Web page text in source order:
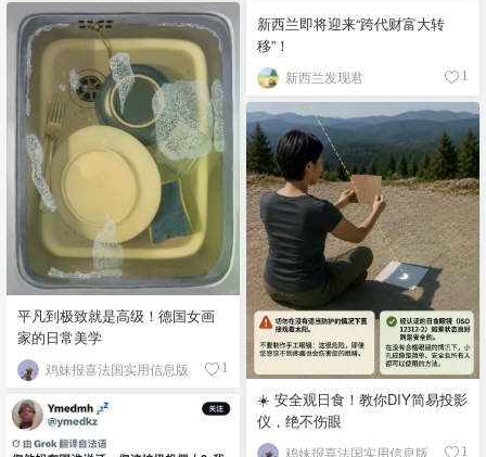
新西兰即将迎来“跨代财富大转
移”！
新西兰发现君 1
平凡到极致就是高级！德国女画
家的日常美学
鸡妹报喜法国实用信息版 1
☀️ 安全观日食！教你DIY简易投影
仪，绝不伤眼
鸡妹报喜法国实用信息版 1